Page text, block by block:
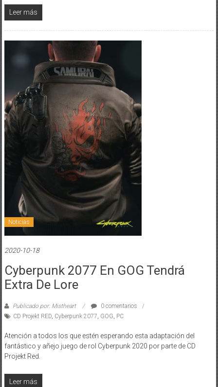
Leer más
Noticias
2020-10-18
Cyberpunk 2077 En GOG Tendrá
Extra De Lore
Publicado por: Mistheart
0 comentarios
CD Projekt RED, Cyberpunk 2077, GOG, PC
Atención a todos los que estén esperando esta adaptación del
fantástico y añejo juego de rol Cyberpunk 2020 por parte de CD
Projekt Red.
Leer más